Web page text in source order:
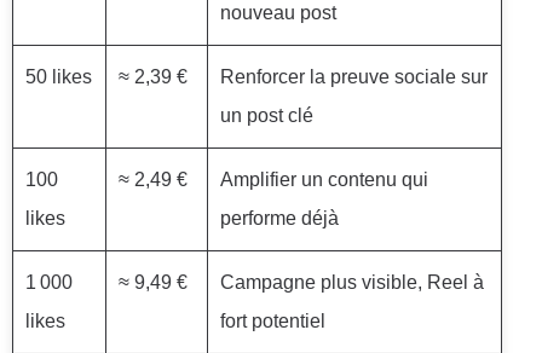
nouveau post
50 likes ≈ 2,39 €
Renforcer la preuve sociale sur
un post clé
100
likes
≈ 2,49 €
Amplifier un contenu qui
performe déjà
1 000
likes
≈ 9,49 €
Campagne plus visible, Reel à
fort potentiel